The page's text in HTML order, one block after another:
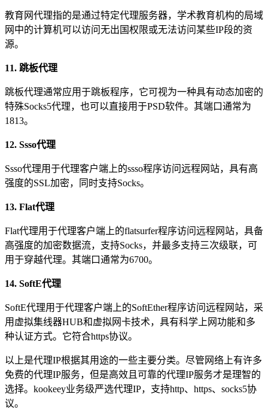
教育网代理指的是通过特定代理服务器，学术教育机构的局域
网中的计算机可以访问无出国权限或无法访问某些IP段的资
源。
11. 跳板代理
跳板代理通常应用于跳板程序，它可视为一种具有动态加密的
特殊Socks5代理，也可以直接用于PSD软件。其端口通常为
1813。
12. Ssso代理
Ssso代理用于代理客户端上的ssso程序访问远程网站，具有高
强度的SSL加密，同时支持Socks。
13. Flat代理
Flat代理用于代理客户端上的flatsurfer程序访问远程网站，具备
高强度的加密数据流，支持Socks，并最多支持三次级联，可
用于穿越代理。其端口通常为6700。
14. SoftE代理
SoftE代理用于代理客户端上的SoftEther程序访问远程网站，采
用虚拟集线器HUB和虚拟网卡技术，具有科学上网功能和多
种认证方式。它符合https协议。
以上是代理IP根据其用途的一些主要分类。尽管网络上有许多
免费的代理IP服务，但是高效且可靠的代理IP服务才是理智的
选择。kookeey业务级严选代理IP，支持http、https、socks5协
议。